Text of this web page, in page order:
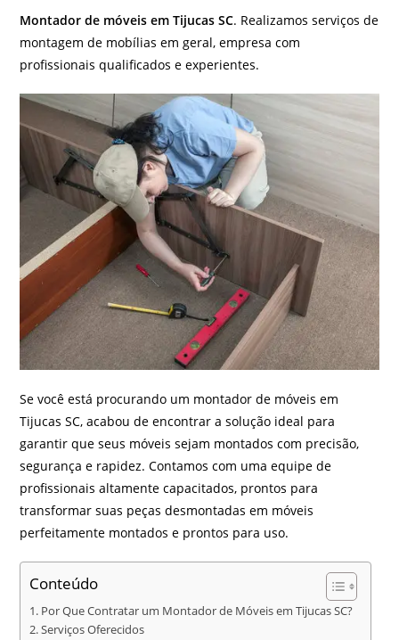
Montador de móveis em Tijucas SC. Realizamos serviços de
montagem de mobílias em geral, empresa com
profissionais qualificados e experientes.
Se você está procurando um montador de móveis em
Tijucas SC, acabou de encontrar a solução ideal para
garantir que seus móveis sejam montados com precisão,
segurança e rapidez. Contamos com uma equipe de
profissionais altamente capacitados, prontos para
transformar suas peças desmontadas em móveis
perfeitamente montados e prontos para uso.
Conteúdo
Por Que Contratar um Montador de Móveis em Tijucas SC?
Serviços Oferecidos